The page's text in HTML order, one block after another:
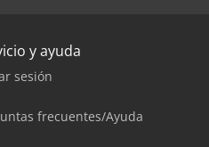
y ayuda
sesión
frecuentes/Ayuda